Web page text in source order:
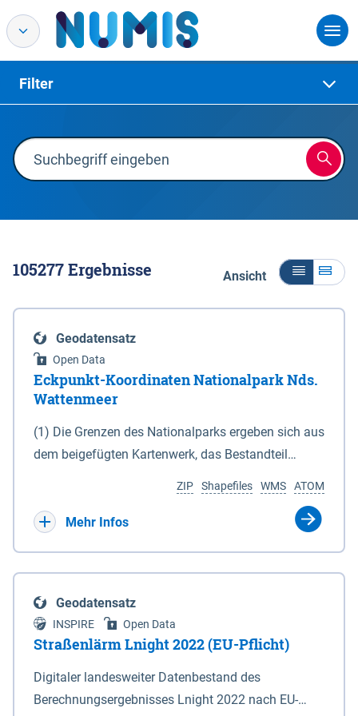
Filter
105277Ergebnisse Ansicht
Geodatensatz
Open Data
Eckpunkt-Koordinaten Nationalpark Nds.
Wattenmeer
(1) Die Grenzen des Nationalparks ergeben sich aus
dem beigefügten Kartenwerk, das Bestandteil
(DTK) im Maßstab 1 : 100 000 (Anlage 2), 2.
verkleinerte Amtliche Karte 1 : 5 000 (AK5) im
projizierte Koordinaten im Europäischen
Terrestrischen Referenzsystem 1989 (ETRS 89) mit
der Universalen Transversalen Mercator-Abbildung
bezogen auf die Zone 32 N (UTM 32N) dargestellt
(Anlage 4); Gleiches gilt für die geografischen
ATOM
WMS
Shapefiles
ZIP
Mehr Infos
Geodatensatz
INSPIRE Open Data
Straßenlärm Lnight 2022 (EU-Pflicht)
Digitaler landesweiter Datenbestand des
Berechnungsergebnisses Lnight 2022 nach EU-